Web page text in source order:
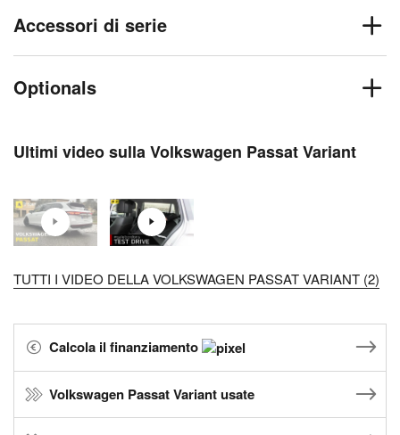
Accessori di serie
Optionals
Ultimi video sulla Volkswagen Passat Variant
TUTTI I VIDEO DELLA VOLKSWAGEN PASSAT VARIANT (2)
Calcola il finanziamento
Volkswagen Passat Variant usate